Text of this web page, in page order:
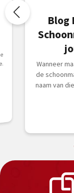
Blog
Wanneer
de
naam van